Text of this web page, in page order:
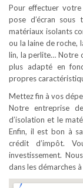
Pour effectuer
pose d’écran sous
matériaux isolants
ou la laine de roche,
lin, la perlite… Notre
plus adapté en
propres
Mettez fin à vos
Notre entreprise
d’isolation et le
Enfin, il est bon à
crédit d’impôt.
investissement.
dans les démarches